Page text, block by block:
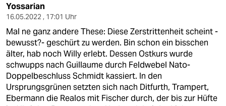
Yossarian
16.05.2022 , 17:01 Uhr
Mal ne ganz andere These: Diese Zerstrittenheit scheint -
bewusst?- geschürt zu werden. Bin schon ein bisschen
älter, hab noch Willy erlebt. Dessen Ostkurs wurde
schwupps nach Guillaume durch Feldwebel Nato-
Doppelbeschluss Schmidt kassiert. In den
Ursprungsgrünen setzten sich nach Ditfurth, Trampert,
Ebermann die Realos mit Fischer durch, der bis zur Hüfte